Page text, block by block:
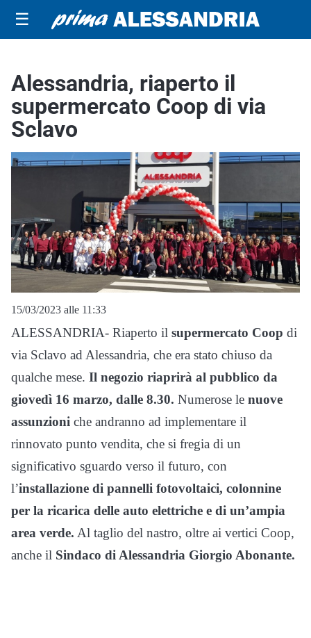
☰
Alessandria, riaperto il
supermercato Coop di via
Sclavo
15/03/2023 alle 11:33
ALESSANDRIA- Riaperto il supermercato Coop di
via Sclavo ad Alessandria, che era stato chiuso da
qualche mese. Il negozio riaprirà al pubblico da
giovedì 16 marzo, dalle 8.30. Numerose le nuove
assunzioni che andranno ad implementare il
rinnovato punto vendita, che si fregia di un
significativo sguardo verso il futuro, con
l’installazione di pannelli fotovoltaici, colonnine
per la ricarica delle auto elettriche e di un’ampia
area verde. Al taglio del nastro, oltre ai vertici Coop,
anche il Sindaco di Alessandria Giorgio Abonante.